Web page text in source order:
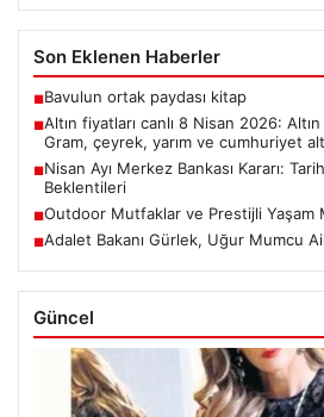
Son Eklenen Haberler
■Bavulun ortak paydası kitap
■Altın fiyatları canlı 8 Nisan 2026:
Gram, çeyrek, yarım ve cumhuriyet
■Nisan Ayı Merkez Bankası Kararı:
Beklentileri
■Outdoor Mutfaklar ve Prestijli Yaşam
■Adalet Bakanı Gürlek, Uğur Mumcu
Güncel